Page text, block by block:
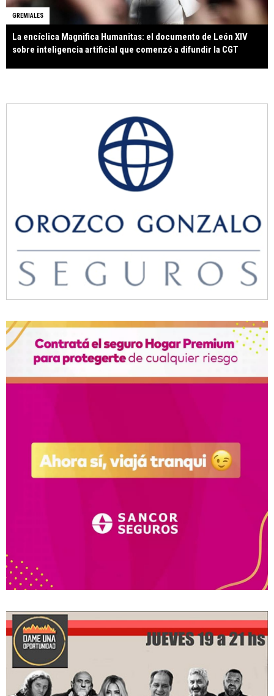
GREMIALES
La encíclica Magnifica Humanitas: el documento de León XIV
sobre inteligencia artificial que comenzó a difundir la CGT